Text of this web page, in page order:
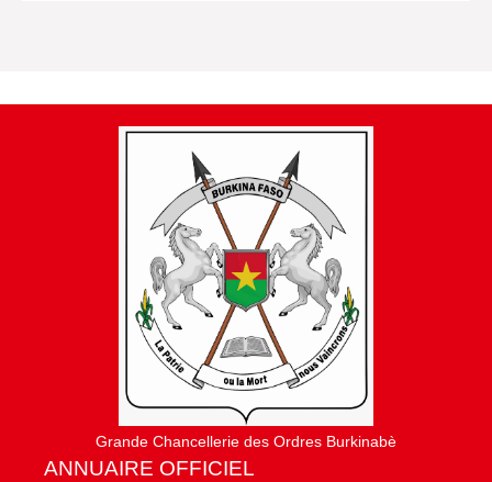
Grande Chancellerie des Ordres Burkinabè
ANNUAIRE OFFICIEL